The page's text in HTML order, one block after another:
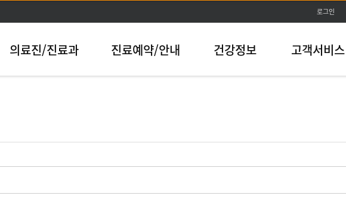
본문바로가기
로그인
의료진/진료과 진료예약/안내 건강정보 고객서비스